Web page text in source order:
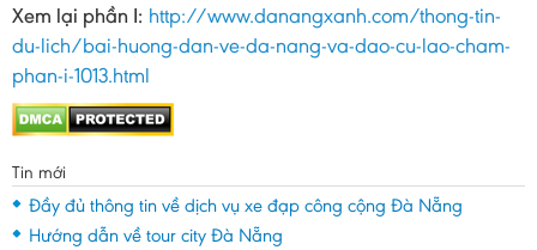
Xem lại phần I: http://www.danangxanh.com/thong-tin-
du-lich/bai-huong-dan-ve-da-nang-va-dao-cu-lao-cham-
phan-i-1013.html
Tin mới
Đầy đủ thông tin về dịch vụ xe đạp công cộng Đà Nẵng
Hướng dẫn về tour city Đà Nẵng